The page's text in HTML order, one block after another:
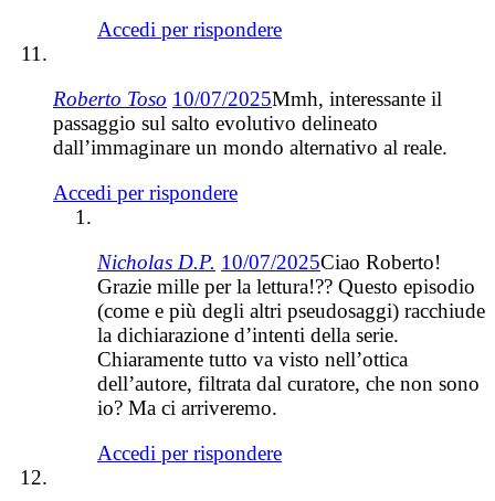
Accedi per rispondere
Roberto Toso 10/07/2025Mmh, interessante il
passaggio sul salto evolutivo delineato
dall’immaginare un mondo alternativo al reale.
Accedi per rispondere
Nicholas D.P. 10/07/2025Ciao Roberto!
Grazie mille per la lettura!?? Questo episodio
(come e più degli altri pseudosaggi) racchiude
la dichiarazione d’intenti della serie.
Chiaramente tutto va visto nell’ottica
dell’autore, filtrata dal curatore, che non sono
io? Ma ci arriveremo.
Accedi per rispondere